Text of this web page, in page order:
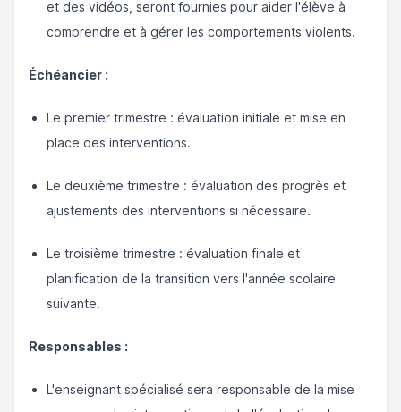
et des vidéos, seront fournies pour aider l'élève à
comprendre et à gérer les comportements violents.
Échéancier :
Le premier trimestre : évaluation initiale et mise en
place des interventions.
Le deuxième trimestre : évaluation des progrès et
ajustements des interventions si nécessaire.
Le troisième trimestre : évaluation finale et
planification de la transition vers l'année scolaire
suivante.
Responsables :
L'enseignant spécialisé sera responsable de la mise